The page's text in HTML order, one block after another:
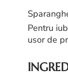
Pentru
usor de